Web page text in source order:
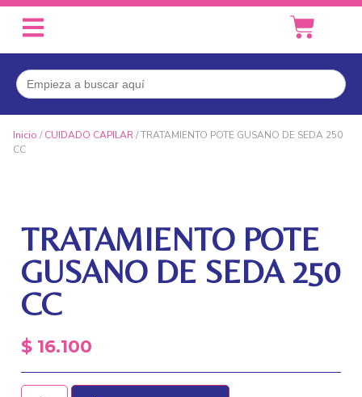
Buscar:
Inicio /CUIDADO CAPILAR/ TRATAMIENTO POTE GUSANO DE SEDA 250
CC
TRATAMIENTO POTE
GUSANO DE SEDA 250
CC
$ 16.100